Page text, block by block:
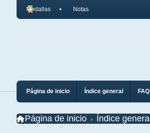
Medallas Notas
Página de inicio Índice general FAQ
Página de inicio Índice general